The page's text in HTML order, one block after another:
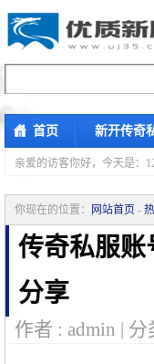
首页 新开传奇
亲爱的访客你好， 今天是：
你现在的位置： 网站首页 -
传奇私服账
分享
作者 : admin |